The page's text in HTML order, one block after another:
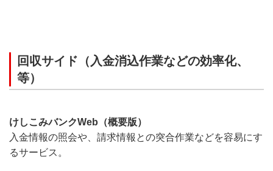
回収サイド（入金消込作業などの効率化、
等）
けしこみバンクWeb（概要版）
入金情報の照会や、請求情報との突合作業などを容易にす
るサービス。